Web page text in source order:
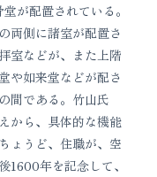
が配置されている。
両側に諸室が配置さ
室などが、また上階
や如来堂などが配さ
間である。竹山氏
から、具体的な機能
ょうど、住職が、空
1600年を記念して、